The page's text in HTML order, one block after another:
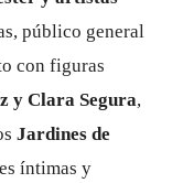
público general
con figuras
y Clara Segura,
Jardines de
íntimas y